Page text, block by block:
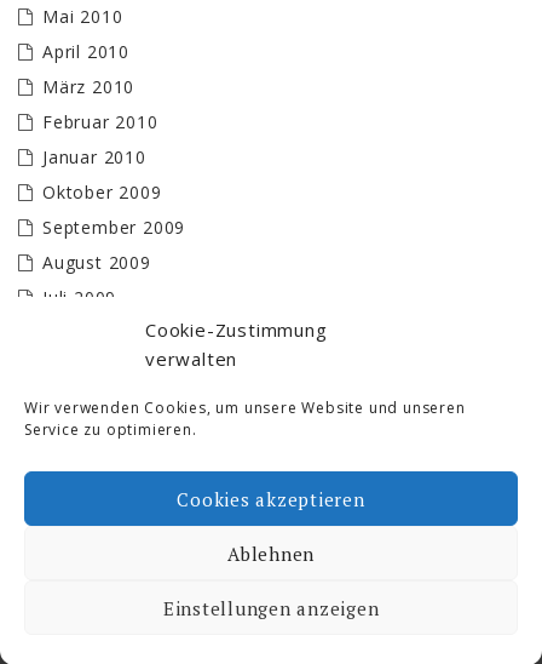
Cookie-Zustimmung
verwalten
Wir verwenden Cookies, um unsere Website und unseren
Service zu optimieren.
Cookies akzeptieren
Ablehnen
Einstellungen anzeigen
Mai 2010
April 2010
März 2010
Februar 2010
Januar 2010
Oktober 2009
September 2009
August 2009
Juli 2009
April 2009
März 2009
Februar 2009
Ski- und Freizeit © 2026. All Rights Reserved.
Proudly powered by WordPress |Theme by: